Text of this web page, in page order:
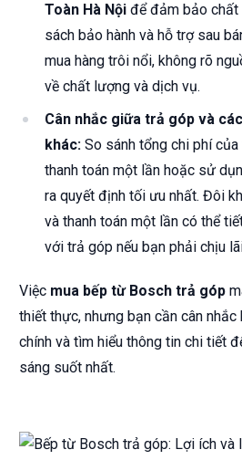
Toàn Hà Nội để đảm bảo chất
sách bảo hành và hỗ trợ sau
mua hàng trôi nổi, không rõ
về chất lượng và dịch vụ.
Cân nhắc giữa trả góp và
khác: So sánh tổng chi phí
thanh toán một lần hoặc sử
ra quyết định tối ưu nhất. Đôi
và thanh toán một lần có thể
với trả góp nếu bạn phải chịu
Việc mua bếp từ Bosch trả góp
thiết thực, nhưng bạn cần cân
chính và tìm hiểu thông tin chi tiết
sáng suốt nhất.